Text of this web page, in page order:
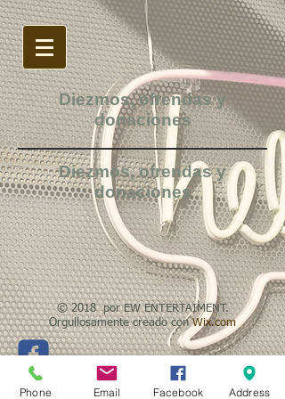
Diezmos, ofrendas y
donaciones
Diezmos, ofrendas y
donaciones
© 2018 por EW ENTERTAIMENT.
Orgullosamente creado conWix.com
Phone Email Facebook Address